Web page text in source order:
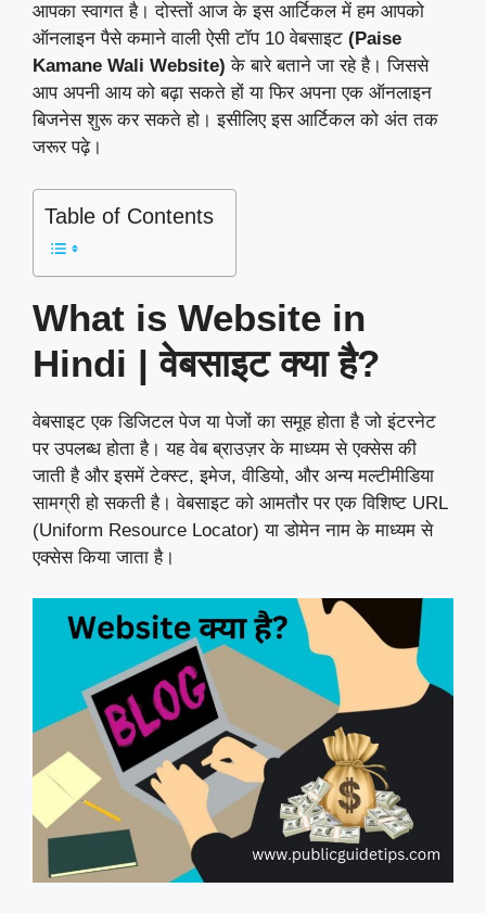
आपका स्वागत है। दोस्तों आज के इस आर्टिकल में हम आपको
ऑनलाइन पैसे कमाने वाली ऐसी टॉप 10 वेबसाइट (Paise
Kamane Wali Website) के बारे बताने जा रहे है। जिससे
आप अपनी आय को बढ़ा सकते हों या फिर अपना एक ऑनलाइन
बिजनेस शुरू कर सकते हो। इसीलिए इस आर्टिकल को अंत तक
जरूर पढ़े।
Table of Contents
What is Website in
Hindi | वेबसाइट क्या है?
वेबसाइट एक डिजिटल पेज या पेजों का समूह होता है जो इंटरनेट
पर उपलब्ध होता है। यह वेब ब्राउज़र के माध्यम से एक्सेस की
जाती है और इसमें टेक्स्ट, इमेज, वीडियो, और अन्य मल्टीमीडिया
सामग्री हो सकती है। वेबसाइट को आमतौर पर एक विशिष्ट URL
(Uniform Resource Locator) या डोमेन नाम के माध्यम से
एक्सेस किया जाता है।